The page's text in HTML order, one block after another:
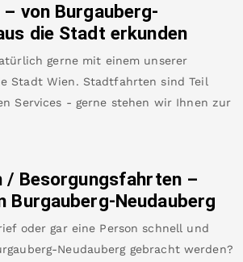
von Burgauberg-
die Stadt erkunden
gerne mit einem unserer
Stadt Wien. Stadtfahrten sind Teil
Services - gerne stehen wir Ihnen zur
/ Besorgungsfahrten –
Burgauberg-Neudauberg
oder gar eine Person schnell und
Neudauberg gebracht werden?